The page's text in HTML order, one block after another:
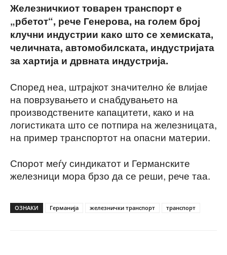
Железничкиот товарен транспорт е
„рбетот“, рече Генерова, на голем број
клучни индустрии како што се хемиската,
челичната, автомобилската, индустријата
за хартија и дрвната индустрија.
Според неа, штрајкот значително ќе влијае
на поврзувањето и снабдувањето на
производствените капацитети, како и на
логистиката што се потпира на железницата,
на пример транспортот на опасни материи.
Спорот меѓу синдикатот и Германските
железници мора брзо да се реши, рече таа.
ОЗНАКИ Германија железнички транспорт транспорт